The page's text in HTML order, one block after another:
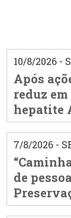
10/8/2026 -
Após
reduz em
hepatite
7/8/2026 -
de